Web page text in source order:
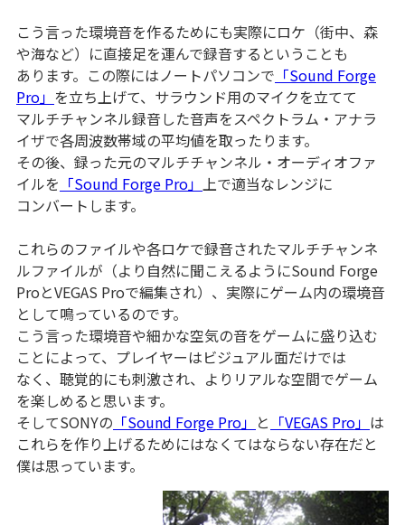
こう言った環境音を作るためにも実際にロケ（街中、森
や海など）に直接足を運んで録音するということも
あります。この際にはノートパソコンで 「Sound Forge
Pro」 を立ち上げて、サラウンド用のマイクを立てて
マルチチャンネル録音した音声をスペクトラム・アナラ
イザで各周波数帯域の平均値を取ったります。
その後、録った元のマルチチャンネル・オーディオファ
イルを 「Sound Forge Pro」
上で適当なレンジに
コンバートします。
これらのファイルや各ロケで録音されたマルチチャンネ
ルファイルが（より自然に聞こえるようにSound Forge
ProとVEGAS Proで編集され）、実際にゲーム内の環境音
として鳴っているのです。
こう言った環境音や細かな空気の音をゲームに盛り込む
ことによって、プレイヤーはビジュアル面だけでは
なく、聴覚的にも刺激され、よりリアルな空間でゲーム
を楽しめると思います。
そしてSONYの 「Sound Forge Pro」 と 「VEGAS Pro」 は
これらを作り上げるためにはなくてはならない存在だと
僕は思っています。